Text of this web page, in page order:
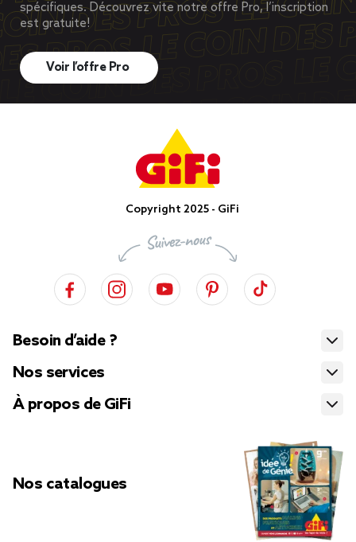
spécifiques. Découvrez vite notre offre Pro, l’inscription
est gratuite!
Voir l’offre Pro
Copyright 2025 - GiFi
Besoin d’aide ?
Nos services
À propos de GiFi
Nos catalogues